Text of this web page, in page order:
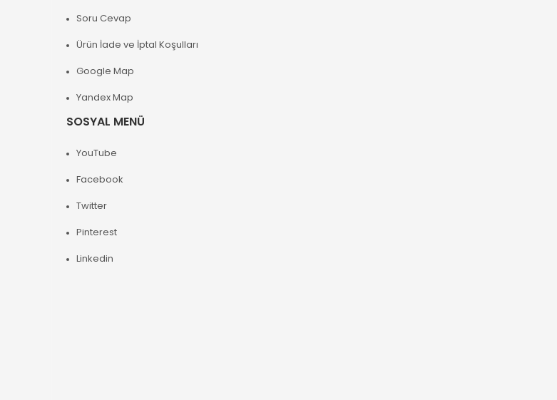
Soru Cevap
Ürün İade ve İptal Koşulları
Google Map
Yandex Map
SOSYAL MENÜ
YouTube
Facebook
Twitter
Pinterest
Linkedin